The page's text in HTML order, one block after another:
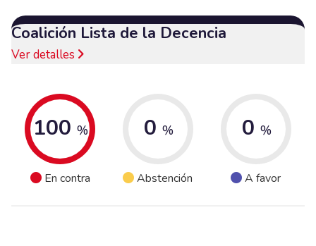
Coalición Lista de la Decencia
Ver detalles
100 %
En contra
0 %
Abstención
0 %
A favor